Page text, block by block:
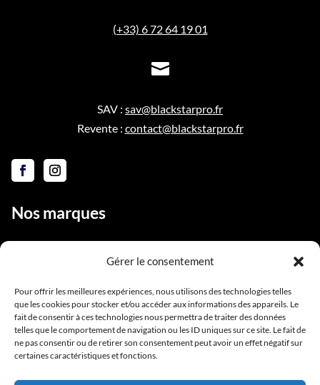
Gérer le consentement
Pour offrir les meilleures expériences, nous utilisons des technologies telles
que les cookies pour stocker et/ou accéder aux informations des appareils. Le
fait de consentir à ces technologies nous permettra de traiter des données
telles que le comportement de navigation ou les ID uniques sur ce site. Le fait de
ne pas consentir ou de retirer son consentement peut avoir un effet négatif sur
certaines caractéristiques et fonctions.
(+33) 6 72 64 19 01

SAV : sav@blackstarpro.fr
Revente : contact@blackstarpro.fr
Nos marques
Notre équipe
Contact
Conditions générales de vente